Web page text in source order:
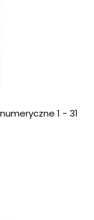
1 - 31